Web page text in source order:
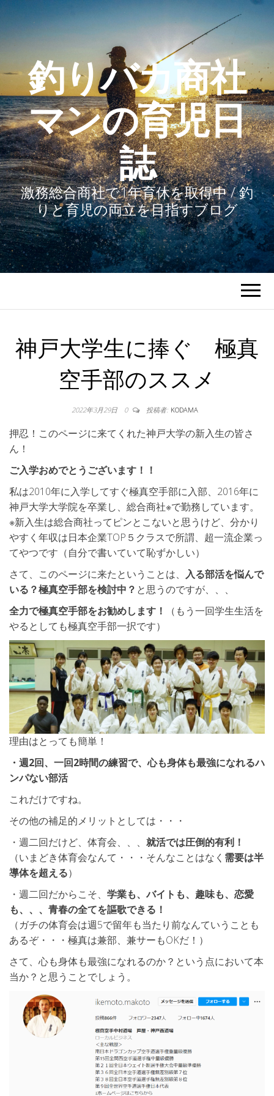
釣りバカ商社
マンの育児日
誌
激務総合商社で1年育休を取得中 / 釣
りと育児の両立を目指すブログ
神戸大学生に捧ぐ 極真
空手部のススメ
2022年3月29日 0 投稿者: KODAMA
押忍！このページに来てくれた神戸大学の新入生の皆さ
ん！
ご入学おめでとうございます！！
私は2010年に入学してすぐ極真空手部に入部、2016年に
神戸大学大学院を卒業し、総合商社※で勤務しています。
※新入生は総合商社ってピンとこないと思うけど、分かり
やすく年収は日本企業TOP５クラスで所謂、超一流企業っ
てやつです（自分で書いていて恥ずかしい）
さて、このページに来たということは、 入る部活を悩んで
いる？極真空手部を検討中？ と思うのですが、、、
全力で極真空手部をお勧めします！
（もう一回学生生活を
やるとしても極真空手部一択です）
理由はとっても簡単！
・週2回、一回2時間の練習で、心も身体も最強になれるハ
ンパない部活
これだけですね。
その他の補足的メリットとしては・・・
・週二回だけど、体育会、、、 就活では圧倒的有利！
（いまどき体育会なんて・・・そんなことはなく 需要は半
導体を超える）
・週二回だからこそ、 学業も、バイトも、趣味も、恋愛
も、、、青春の全てを謳歌できる！
（ガチの体育会は週5で留年も当たり前なんていうことも
あるぞ・・・極真は兼部、兼サーもOKだ！）
さて、心も身体も最強になれるのか？という点において本
当か？と思うことでしょう。